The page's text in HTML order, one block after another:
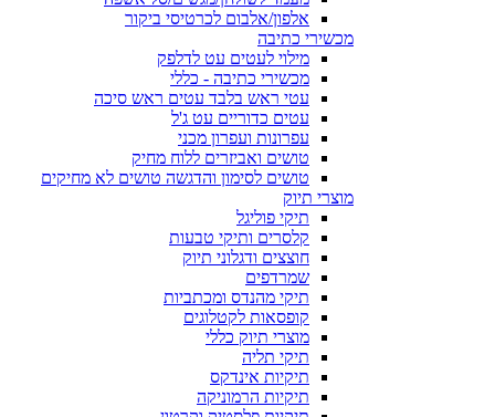
אלפון/אלבום לכרטיסי ביקור
מכשירי כתיבה
מילוי לעטים עט לדלפק
מכשירי כתיבה - כללי
עטי ראש בלבד עטים ראש סיכה
עטים כדוריים עט ג'ל
עפרונות ועפרון מכני
טושים ואביזרים ללוח מחיק
טושים לסימון והדגשה טושים לא מחיקים
מוצרי תיוק
תיקי פוליגל
קלסרים ותיקי טבעות
חוצצים ודגלוני תיוק
שמרדפים
תיקי מהנדס ומכתביות
קופסאות לקטלוגים
מוצרי תיוק כללי
תיקי תליה
תיקיות אינדקס
תיקיות הרמוניקה